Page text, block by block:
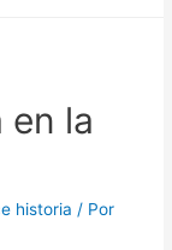
en la
historia / Por